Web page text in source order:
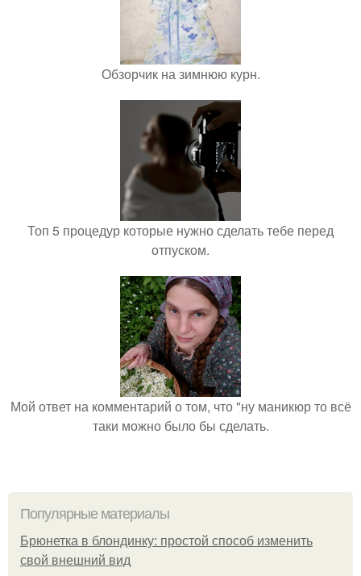
Обзорчик на зимнюю курн.
Топ 5 процедур которые нужно сделать тебе перед
отпуском.
Мой ответ на комментарий о том, что "ну маникюр то всё
таки можно было бы сделать.
Популярные материалы
Брюнетка в блондинку: простой способ изменить
свой внешний вид